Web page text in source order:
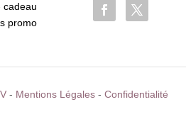
cadeau
promo
- Mentions Légales- Confidentialité